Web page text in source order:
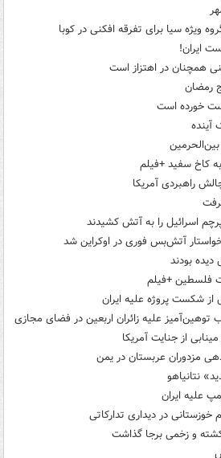
ویژه سیا برای تفرقه افکنی در کوبا
ایران!
همچنان در اهتزاز است
رمضان
خورده است
آینده
کاخ سفید +فیلم
راهبردی آمریکا
اسرائیل را به آتش کشیدند
آتش‌بس فوری در اوکراین شد
بودند
فلسطین +فیلم
شکست پروژه علیه ایران
علیه زائران اربعین در فضای مجازی
از جنایت آمریکا
مزدوران عربستان در یمن
نتانیاهو
علیه ایران
در دیداری تدارکاتی
و زخمی برجا گذاشت